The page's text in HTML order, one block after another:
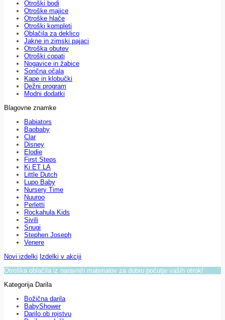
Otroški bodi
Otroške majice
Otroške hlače
Otroški kompleti
Oblačila za deklico
Jakne in zimski pajaci
Otroška obutev
Otroški copati
Nogavice in žabice
Sončna očala
Kape in klobučki
Dežni program
Modni dodatki
Blagovne znamke
Babiators
Baobaby
Clar
Disney
Elodie
First Steps
Ki ET LA
Little Dutch
Lupo Baby
Nursery Time
Nuuroo
Perletti
Rockahula Kids
Sivili
Snugi
Stephen Joseph
Venere
Novi izdelki Izdelki v akciji
Otroška oblačila iz naravnih materialov za dobro počutje vaših otrok!
Kategorija Darila
Božična darila
BabyShower
Darilo ob rojstvu